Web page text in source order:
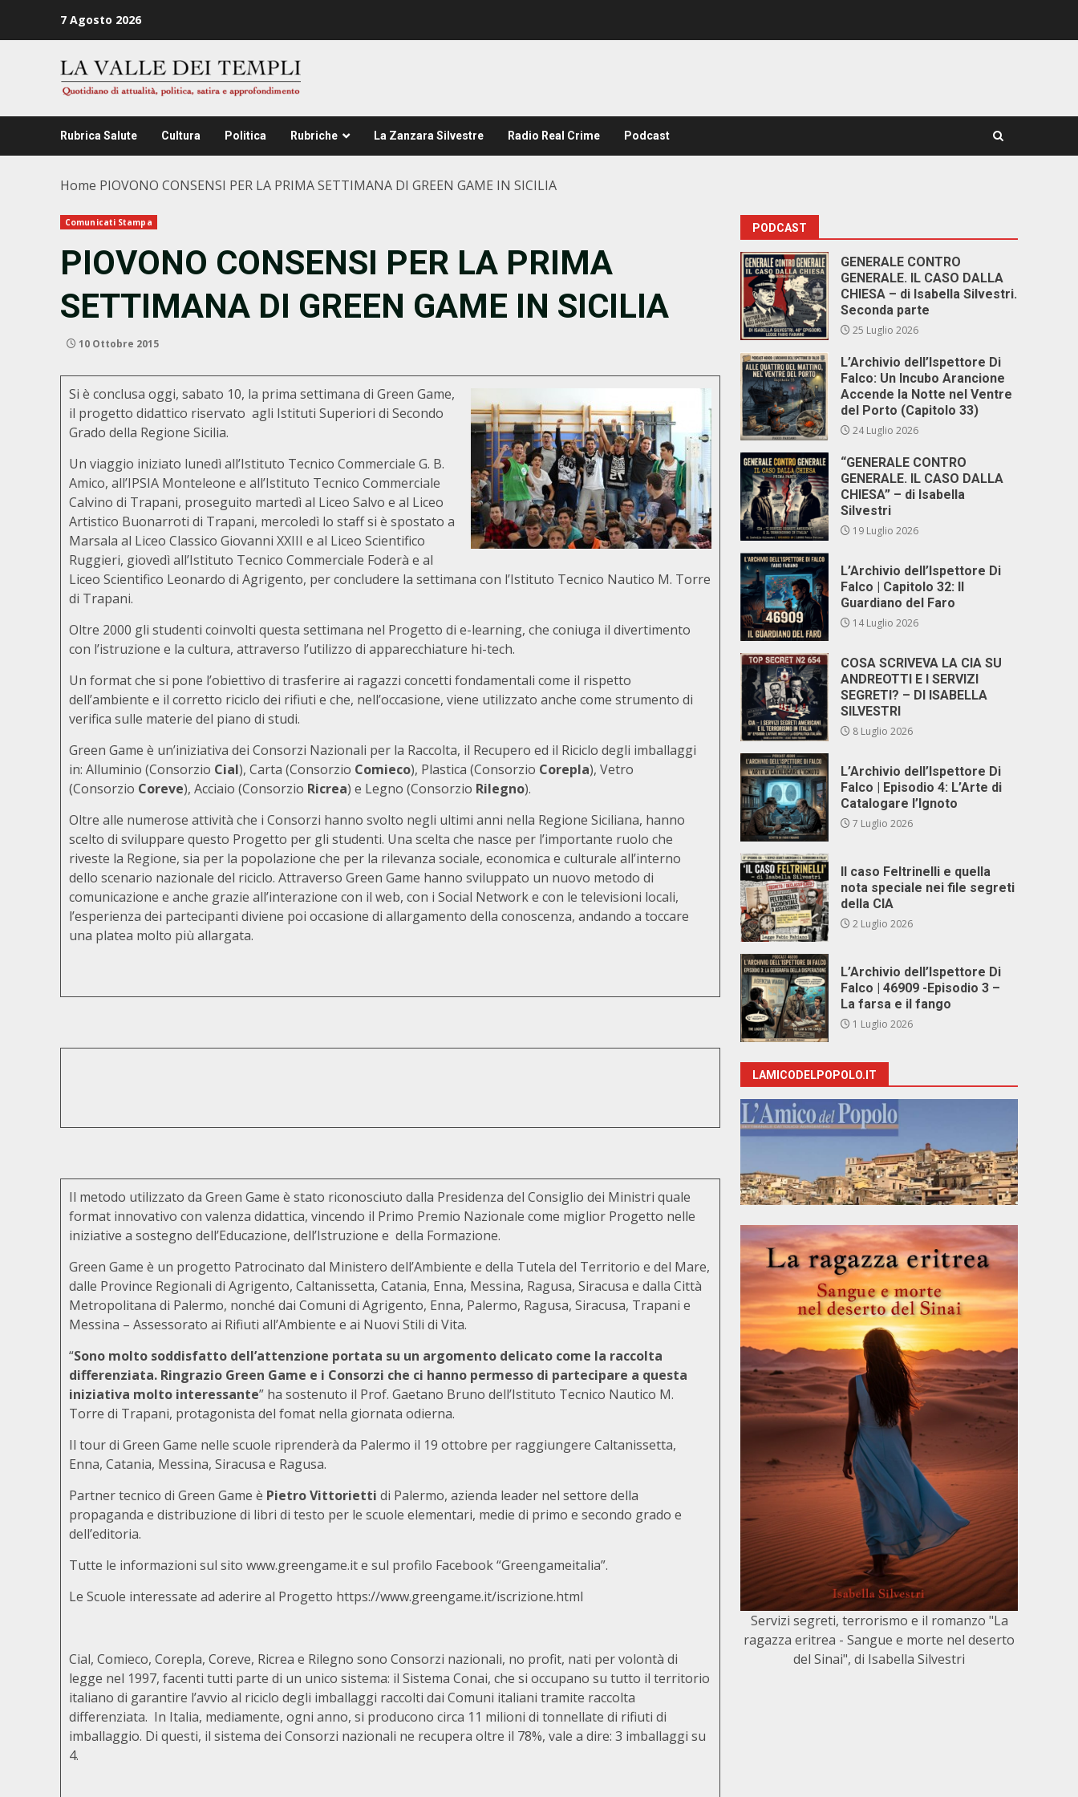
7 Agosto 2026
Rubrica Salute Cultura Politica Rubriche La Zanzara Silvestre Radio Real Crime Podcast
Home PIOVONO CONSENSI PER LA PRIMA SETTIMANA DI GREEN GAME IN SICILIA
Comunicati Stampa
PIOVONO CONSENSI PER LA PRIMA
SETTIMANA DI GREEN GAME IN SICILIA
10 Ottobre 2015
Si è conclusa oggi, sabato 10, la prima settimana di Green Game,
il progetto didattico riservato agli Istituti Superiori di Secondo
Grado della Regione Sicilia.
Un viaggio iniziato lunedì all’Istituto Tecnico Commerciale G. B.
Amico, all’IPSIA Monteleone e all’Istituto Tecnico Commerciale
Calvino di Trapani, proseguito martedì al Liceo Salvo e al Liceo
Artistico Buonarroti di Trapani, mercoledì lo staff si è spostato a
Marsala al Liceo Classico Giovanni XXIII e al Liceo Scientifico
Ruggieri, giovedì all’Istituto Tecnico Commerciale Foderà e al
Liceo Scientifico Leonardo di Agrigento, per concludere la settimana con l’Istituto Tecnico Nautico M. Torre
di Trapani.
Oltre 2000 gli studenti coinvolti questa settimana nel Progetto di e-learning, che coniuga il divertimento
con l’istruzione e la cultura, attraverso l’utilizzo di apparecchiature hi-tech.
Un format che si pone l’obiettivo di trasferire ai ragazzi concetti fondamentali come il rispetto
dell’ambiente e il corretto riciclo dei rifiuti e che, nell’occasione, viene utilizzato anche come strumento di
verifica sulle materie del piano di studi.
Green Game è un’iniziativa dei Consorzi Nazionali per la Raccolta, il Recupero ed il Riciclo degli imballaggi
in: Alluminio (Consorzio Cial), Carta (Consorzio Comieco), Plastica (Consorzio Corepla), Vetro
(Consorzio Coreve), Acciaio (Consorzio Ricrea) e Legno (Consorzio Rilegno).
Oltre alle numerose attività che i Consorzi hanno svolto negli ultimi anni nella Regione Siciliana, hanno
scelto di sviluppare questo Progetto per gli studenti. Una scelta che nasce per l’importante ruolo che
riveste la Regione, sia per la popolazione che per la rilevanza sociale, economica e culturale all’interno
dello scenario nazionale del riciclo. Attraverso Green Game hanno sviluppato un nuovo metodo di
comunicazione e anche grazie all’interazione con il web, con i Social Network e con le televisioni locali,
l’esperienza dei partecipanti diviene poi occasione di allargamento della conoscenza, andando a toccare
una platea molto più allargata.
Il metodo utilizzato da Green Game è stato riconosciuto dalla Presidenza del Consiglio dei Ministri quale
format innovativo con valenza didattica, vincendo il Primo Premio Nazionale come miglior Progetto nelle
iniziative a sostegno dell’Educazione, dell’Istruzione e della Formazione.
Green Game è un progetto Patrocinato dal Ministero dell’Ambiente e della Tutela del Territorio e del Mare,
dalle Province Regionali di Agrigento, Caltanissetta, Catania, Enna, Messina, Ragusa, Siracusa e dalla Città
Metropolitana di Palermo, nonché dai Comuni di Agrigento, Enna, Palermo, Ragusa, Siracusa, Trapani e
Messina – Assessorato ai Rifiuti all’Ambiente e ai Nuovi Stili di Vita.
“Sono molto soddisfatto dell’attenzione portata su un argomento delicato come la raccolta
differenziata. Ringrazio Green Game e i Consorzi che ci hanno permesso di partecipare a questa
iniziativa molto interessante” ha sostenuto il Prof. Gaetano Bruno dell’Istituto Tecnico Nautico M.
Torre di Trapani, protagonista del fomat nella giornata odierna.
Il tour di Green Game nelle scuole riprenderà da Palermo il 19 ottobre per raggiungere Caltanissetta,
Enna, Catania, Messina, Siracusa e Ragusa.
Partner tecnico di Green Game è Pietro Vittorietti di Palermo, azienda leader nel settore della
propaganda e distribuzione di libri di testo per le scuole elementari, medie di primo e secondo grado e
dell’editoria.
Tutte le informazioni sul sito www.greengame.ite sul profilo Facebook “Greengameitalia”.
Le Scuole interessate ad aderire al Progetto https://www.greengame.it/iscrizione.html
Cial, Comieco, Corepla, Coreve, Ricrea e Rilegno sono Consorzi nazionali, no profit, nati per volontà di
legge nel 1997, facenti tutti parte di un unico sistema: il Sistema Conai, che si occupano su tutto il territorio
italiano di garantire l’avvio al riciclo degli imballaggi raccolti dai Comuni italiani tramite raccolta
differenziata. In Italia, mediamente, ogni anno, si producono circa 11 milioni di tonnellate di rifiuti di
imballaggio. Di questi, il sistema dei Consorzi nazionali ne recupera oltre il 78%, vale a dire: 3 imballaggi su
4.
PODCAST
GENERALE CONTRO
GENERALE. IL CASO DALLA
CHIESA – di Isabella Silvestri.
Seconda parte
25 Luglio 2026
L’Archivio dell’Ispettore Di
Falco: Un Incubo Arancione
Accende la Notte nel Ventre
del Porto (Capitolo 33)
24 Luglio 2026
“GENERALE CONTRO
GENERALE. IL CASO DALLA
CHIESA” – di Isabella
Silvestri
19 Luglio 2026
L’Archivio dell’Ispettore Di
Falco | Capitolo 32: Il
Guardiano del Faro
14 Luglio 2026
COSA SCRIVEVA LA CIA SU
ANDREOTTI E I SERVIZI
SEGRETI? – DI ISABELLA
SILVESTRI
8 Luglio 2026
L’Archivio dell’Ispettore Di
Falco | Episodio 4: L’Arte di
Catalogare l’Ignoto
7 Luglio 2026
Il caso Feltrinelli e quella
nota speciale nei file segreti
della CIA
2 Luglio 2026
L’Archivio dell’Ispettore Di
Falco | 46909 -Episodio 3 –
La farsa e il fango
1 Luglio 2026
LAMICODELPOPOLO.IT
Servizi segreti, terrorismo e il romanzo "La
ragazza eritrea - Sangue e morte nel deserto
del Sinai", di Isabella Silvestri